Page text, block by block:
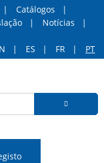
Catálogos
Notícias
ES FR PT